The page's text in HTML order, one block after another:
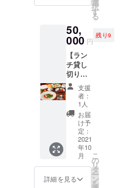
お渡し
だきま
す。
【原材
料名】
卵、
チョコ
レー
ト、バ
ター、
砂糖、
小麦
粉、コ
アント
ロー (一
部に乳
卵を含
12月末
イズを
お選び
いただ
けま
す。 ※
ワイン
２杯
1,815円
相当 ※
有効期
限 送
付日よ
り6か月
間 ※送
料込み
お届け
予定
限は、
日 ※T
シャツ
は、サ
イズを
お選び
いただ
けま
す。 ※
送料込
み ※つ
り銭の
お返し
はでき
ませ
ん。 ※
券有効
持ち
礼の手
紙を添
えて送
らさせ
ていた
だきま
す。 発
送の準
備が整
いまし
たら、
お届け
日を
メール
でご案
ていた
ニュー
★ ・ア
ミュー
ズ ・海
の幸の
サラダ
仕立て
野菜の
エス
プーマ
とキャ
ビア添
え ・き
のこの
スープ
み ・活
で
す！！
Tシャツ
は、デ
ザイ
ナーの
弟がデ
ザイン
してく
れまし
た。 ぎ
んぎん
のロゴ
マーク
のウサ
ギと３
０ｔｈ
紙を添
送りし
ます。
発送の
準備が
整いま
した
ら、お
届け日
をメー
ルでご
案内さ
せてい
ただき
ます。
※つり銭
のお返
しはで
択
す
る
50,
000 円
残り9
【ラン
チ貸し
切りプ
ラン】
ランチ
貸し切
りプラ
ン券を
感謝の
気持ち
いっぱ
いのお
礼の手
紙を添
支援
者：
1人
お届
け予
定：
2021
年10
月
詳細を見る
こ
の
リ
タ
ー
ン
を